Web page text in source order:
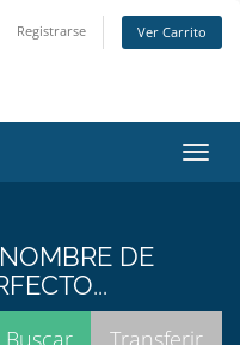
Registrarse Ver Carrito
DE